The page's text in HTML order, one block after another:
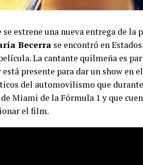
se estrene una nueva entrega de la
Becerra se encontró en
La cantante quilmeña es
presente para dar un show en el
del automovilismo que
Miami de la Fórmula 1 y que
el film.